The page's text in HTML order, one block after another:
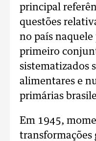
principal
questões
no país
primeiro
sistematizados
alimentares e
primárias
Em 1945,
transformações